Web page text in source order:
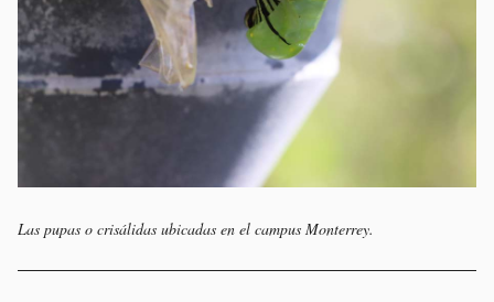
Las pupas o crisálidas ubicadas en el campus Monterrey.